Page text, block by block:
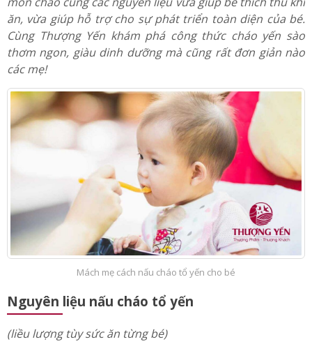
Cháotổ yếnlà món ăn bổ dưỡng đối với mọi lứa tuổi,
đặc biệt là với bé trên 1 tuổi. Hương vị thơm ngon của
món cháo cùng các nguyên liệu vừa giúp bé thích thú khi
ăn, vừa giúp hỗ trợ cho sự phát triển toàn diện của bé.
Cùng Thượng Yến khám phá công thức cháo yến sào
thơm ngon, giàu dinh dưỡng mà cũng rất đơn giản nào
các mẹ!
Mách mẹ cách nấu cháo tổ yến cho bé
Nguyên liệu nấu cháo tổ yến